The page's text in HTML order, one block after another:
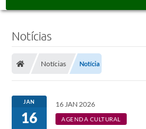
Notícias
Notícias Notícia
JAN
16
16 JAN 2026
AGENDA CULTURAL